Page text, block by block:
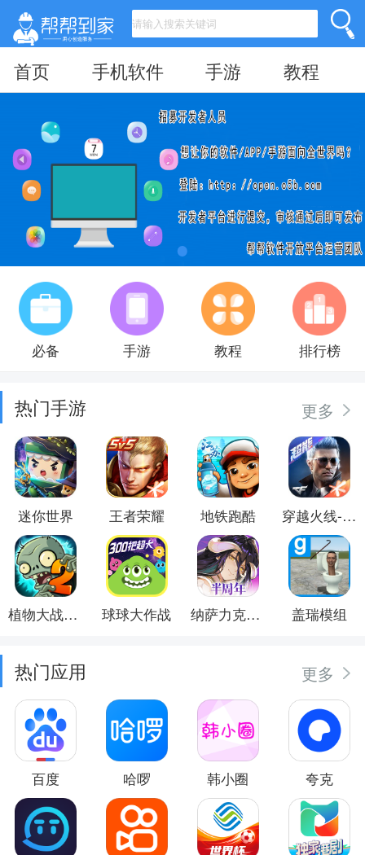
首页 手机软件 手游 教程
必备 手游 教程 排行榜
热门手游 更多
迷你世界 王者荣耀 地铁跑酷 穿越火线-枪战王者
植物大战僵尸2 球球大作战 纳萨力克之王 盖瑞模组
热门应用 更多
百度 哈啰 韩小圈 夸克